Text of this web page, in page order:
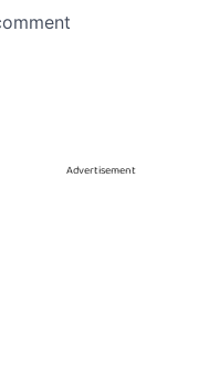
Advertisement